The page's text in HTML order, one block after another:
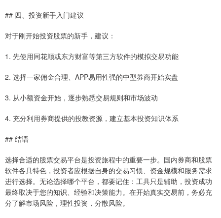
## 四、投资新手入门建议
对于刚开始投资股票的新手，建议：
1. 先使用同花顺或东方财富等第三方软件的模拟交易功能
2. 选择一家佣金合理、APP易用性强的中型券商开始实盘
3. 从小额资金开始，逐步熟悉交易规则和市场波动
4. 充分利用券商提供的投教资源，建立基本投资知识体系
## 结语
选择合适的股票交易平台是投资旅程中的重要一步。国内券商和股票
软件各具特色，投资者应根据自身的交易习惯、资金规模和服务需求
进行选择。无论选择哪个平台，都要记住：工具只是辅助，投资成功
最终取决于您的知识、经验和决策能力。在开始真实交易前，务必充
分了解市场风险，理性投资，分散风险。